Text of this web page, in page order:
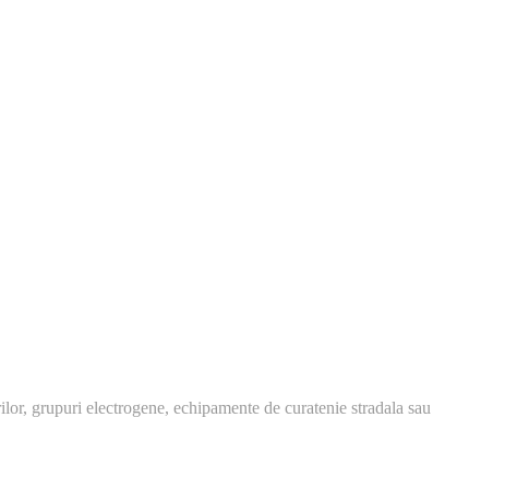
grupuri electrogene, echipamente de curatenie stradala sau